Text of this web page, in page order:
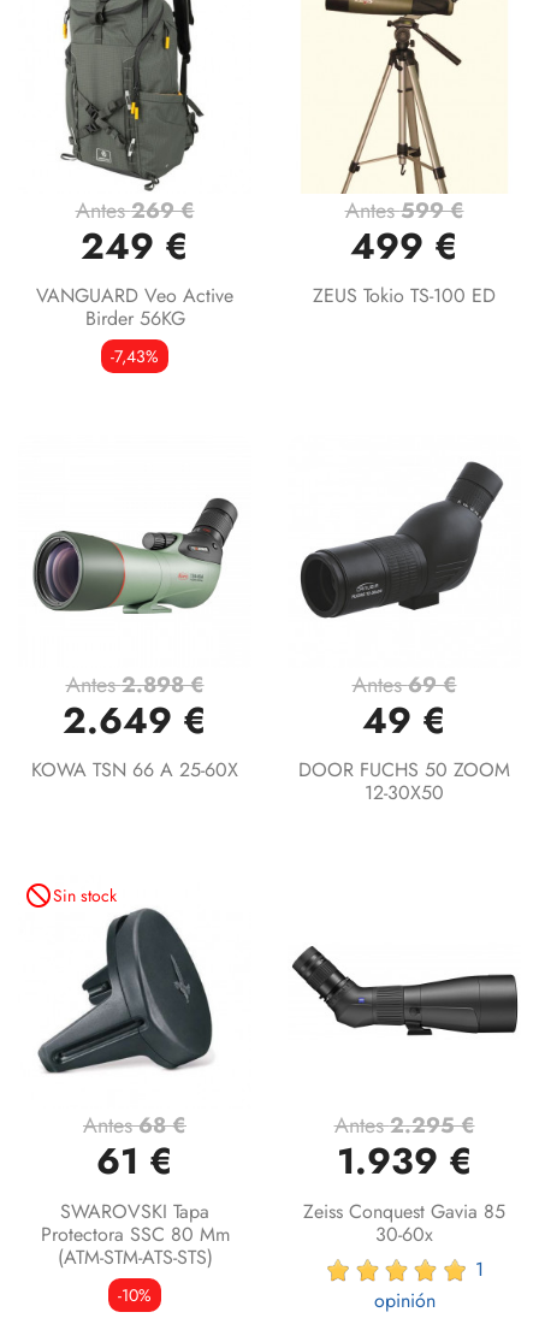
Antes269 €
249 €
VANGUARD Veo Active
Birder 56KG
-7,43%
Antes599 €
499 €
ZEUS Tokio TS-100 ED
Antes2.898 €
2.649 €
KOWA TSN 66 A 25-60X
Antes69 €
49 €
DOOR FUCHS 50 ZOOM
12-30X50
not_interestedSin stock
Antes68 €
61 €
SWAROVSKI Tapa
Protectora SSC 80 Mm
(ATM-STM-ATS-STS)
-10%
Antes2.295 €
1.939 €
Zeiss Conquest Gavia 85
30-60x
1
opinión